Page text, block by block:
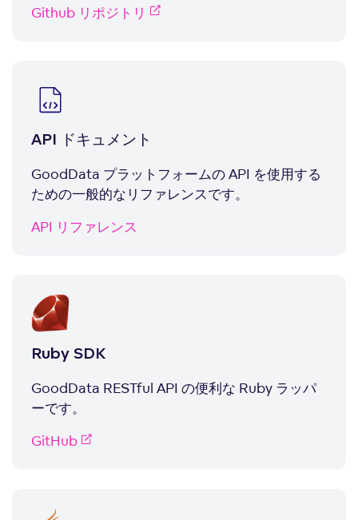
Github リポジトリ
API ドキュメント
GoodData プラットフォームの API を使用する
ための一般的なリファレンスです。
API リファレンス
Ruby SDK
GoodData RESTful API の便利な Ruby ラッパ
ーです。
GitHub